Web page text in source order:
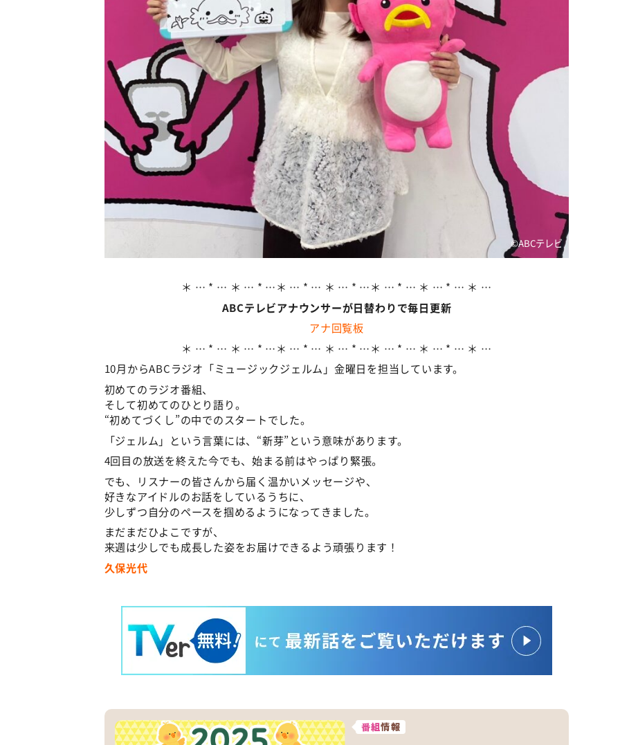
©ABCテレビ
＊ … * … ＊ … * …＊ … * … ＊ … * …＊ … * … ＊ … * … ＊ …
ABCテレビアナウンサーが日替わりで毎日更新
アナ回覧板
＊ … * … ＊ … * …＊ … * … ＊ … * …＊ … * … ＊ … * … ＊ …
10月からABCラジオ「ミュージックジェルム」金曜日を担当しています。
初めてのラジオ番組、
そして初めてのひとり語り。
“初めてづくし”の中でのスタートでした。
「ジェルム」という言葉には、“新芽”という意味があります。
4回目の放送を終えた今でも、始まる前はやっぱり緊張。
でも、リスナーの皆さんから届く温かいメッセージや、
好きなアイドルのお話をしているうちに、
少しずつ自分のペースを掴めるようになってきました。
まだまだひよこですが、
来週は少しでも成長した姿をお届けできるよう頑張ります！
久保光代
番組情報